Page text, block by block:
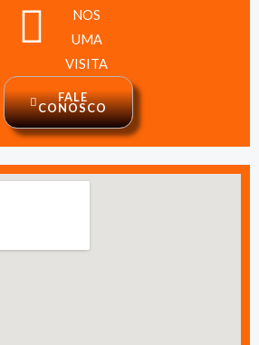
NOS
UMA
VISITA
FALE
CONOSCO